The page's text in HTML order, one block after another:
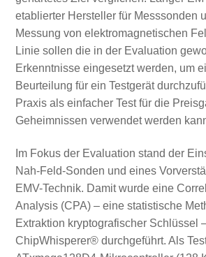
etablierter Hersteller für Messsonden
Messung von elektromagnetischen
Linie sollen die in der Evaluation
Erkenntnisse eingesetzt werden, um
Beurteilung für ein Testgerät
Praxis als einfacher Test für die
Geheimnissen verwendet werden
Im Fokus der Evaluation stand der
Nah-Feld-Sonden und eines
EMV-Technik. Damit wurde eine
Analysis (CPA) – eine statistische
Extraktion kryptografischer Schlüssel
ChipWhisperer® durchgeführt. Als